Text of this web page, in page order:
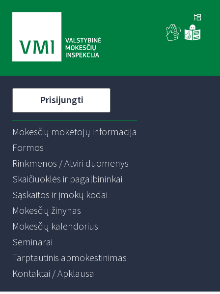
Prisijungti
Mokesčių mokėtojų informacija
Formos
Rinkmenos / Atviri duomenys
Skaičiuoklės ir pagalbininkai
Sąskaitos ir įmokų kodai
Mokesčių žinynas
Mokesčių kalendorius
Seminarai
Tarptautinis apmokestinimas
Kontaktai / Apklausa